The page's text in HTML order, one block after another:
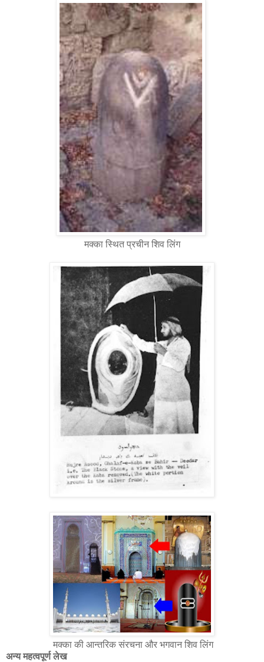
मक्का स्थित प्रचीन शिव लिंग
मक्का की आन्तरिक संरचना और भगवान शिव लिंग
अन्य महत्वपूर्ण लेख